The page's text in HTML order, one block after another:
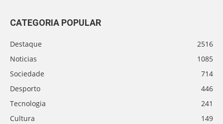
CATEGORIA POPULAR
Destaque
2516
Noticias
1085
Sociedade
714
Desporto
446
Tecnologia
241
Cultura
149